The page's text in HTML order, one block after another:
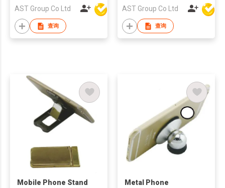
AST Group Co Ltd
查询
AST Group Co Ltd
查询
Mobile Phone Stand
Metal Phone